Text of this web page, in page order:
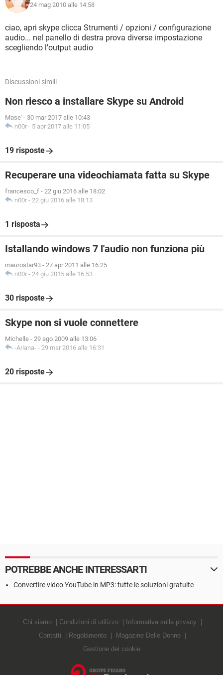
24 mag 2010 alle 14:58
ciao, apri skype clicca Strumenti / opzioni / configurazione
audio... nel panello di destra prova diverse impostazione
scegliendo l'output audio
Discussioni simili
Non riesco a installare Skype su Android
Mase' - 30 mar 2017 alle 10:43
n00r - 5 apr 2017 alle 11:05
19 risposte
Recuperare una videochiamata fatta su Skype
francesco_f - 22 giu 2016 alle 18:02
n00r - 22 giu 2016 alle 18:13
1 risposta
Istallando windows 7 l'audio non funziona più
maurostar93 - 27 apr 2011 alle 16:25
n00r - 24 giu 2015 alle 16:53
30 risposte
Skype non si vuole connettere
Michelle - 29 ago 2009 alle 13:06
-Ariana- - 29 mar 2016 alle 16:31
20 risposte
POTREBBE ANCHE INTERESSARTI
Convertire video YouTube in MP3: tutte le soluzioni gratuite
Chi siamo Condizioni di utilizzo
Informativa sulla privacy
Contatti
Regolamento
Magazine Delle Donne
Gestione dei cookie